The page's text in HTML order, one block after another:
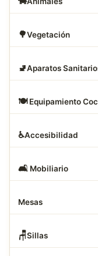
🌳Vegetación
🚽Aparatos
🍽 Equipamiento
♿Accesibilidad
🛋 ️ Mobiliario
Mesas
🪑Sillas